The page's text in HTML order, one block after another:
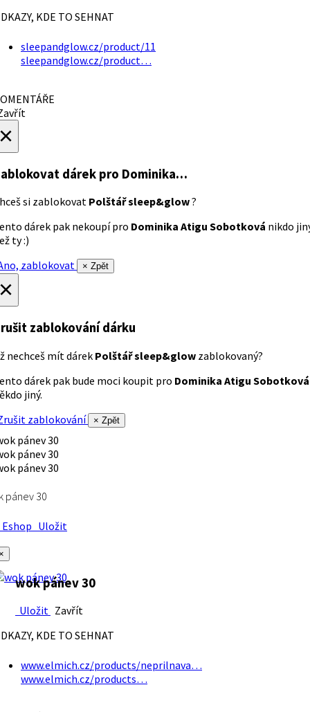
KDE TO SEHNAT
sleepandglow.cz/product/11
sleepandglow.cz/product…
dárek pro Dominika…
si zablokovat Polštář sleep&glow?
dárek pak nekoupí pro Dominika Atigu Sobotková nikdo
ty :)
zablokovat
× Zpět
zablokování dárku
nechceš mít dárek Polštář sleep&glow zablokovaný?
dárek pak bude moci koupit pro Dominika Atigu Sobotková
jiný.
zablokování
× Zpět
pánev 30
Uložit
wok pánev 30
Uložit Zavřít
KDE TO SEHNAT
www.elmich.cz/products/neprilnava…
www.elmich.cz/products…